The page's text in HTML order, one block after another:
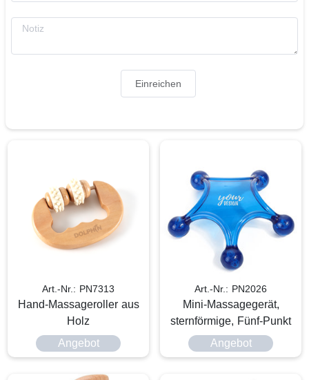
Einreichen
Art.-Nr.: PN7313
Hand-Massageroller aus
Holz
Angebot
Art.-Nr.: PN2026
Mini-Massagegerät,
sternförmige, Fünf-Punkt
Angebot